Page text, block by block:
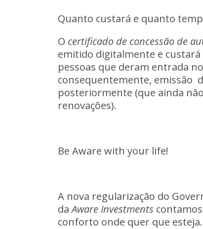
Quanto custará e quanto
O certificado de concessão de
emitido digitalmente e custará
pessoas que deram entrada no
consequentemente, emissão
posteriormente (que ainda não
renovações).
Be Aware with your life!
A nova regularização do
da Aware Investments contamos
conforto onde quer que esteja.